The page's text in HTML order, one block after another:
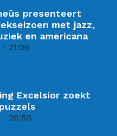
presenteert
met jazz,
en americana
21:06
Excelsior zoekt
20:50